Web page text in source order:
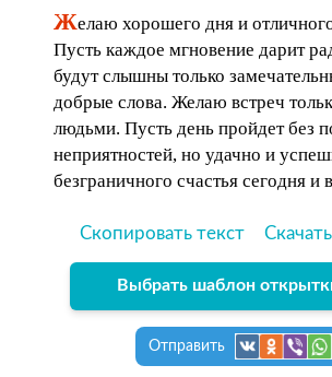
Желаю хорошего дня и
Пусть каждое мгновение дарит
будут слышны только
добрые слова. Желаю встреч
людьми. Пусть день пройдет без
неприятностей, но удачно и
безграничного счастья сегодня и
Скопировать текст
Выбрать шаблон
Отправить